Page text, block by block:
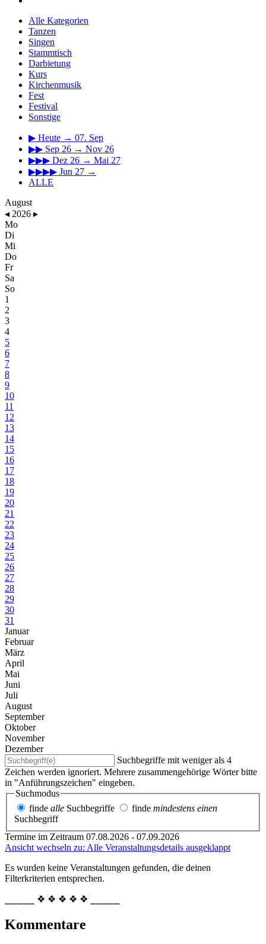
Alle Kategorien
Tanzen
Singen
Stammtisch
Darbietung
Kurs
Kirchenmusik
Fest
Festival
Sonstige
▶ Heute → 07. Sep
▶▶ Sep 26 → Nov 26
▶▶▶ Dez 26 → Mai 27
▶▶▶▶ Jun 27 →
ALLE
August
◂ 2026 ▸
Mo
Di
Mi
Do
Fr
Sa
So
1
2
3
4
5
6
7
8
9
10
11
12
13
14
15
16
17
18
19
20
21
22
23
24
25
26
27
28
29
30
31
Januar
Februar
März
April
Mai
Juni
Juli
August
September
Oktober
November
Dezember
Suchbegriffe mit weniger als 4
Zeichen werden ignoriert. Mehrere zusammengehörige Wörter bitte
in "Anführungszeichen" eingeben.
Suchmodus
finde alle Suchbegriffe finde mindestens einen
Suchbegriff
Termine im Zeitraum 07.08.2026 - 07.09.2026
Ansicht wechseln zu: Alle Veranstaltungsdetails ausgeklappt
Es wurden keine Veranstaltungen gefunden, die deinen
Filterkriterien entsprechen.
⎯⎯⎯⎯⎯ ❖ ❖ ❖ ❖ ❖ ⎯⎯⎯⎯⎯
Kommentare